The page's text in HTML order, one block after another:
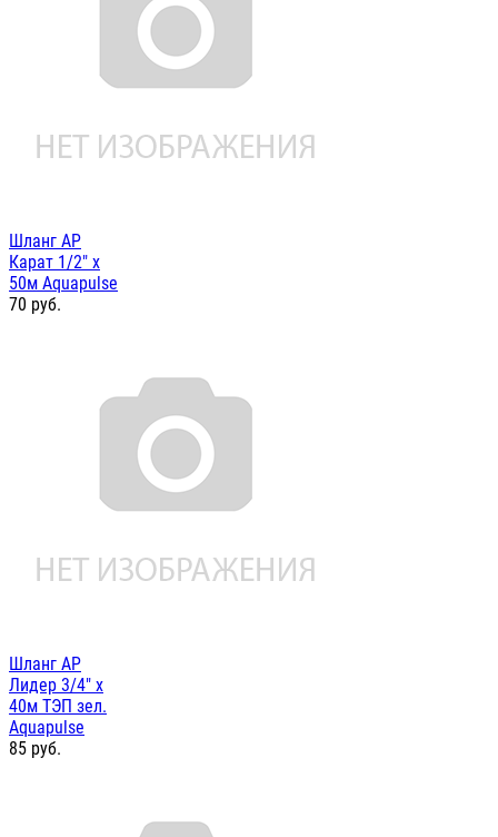
Шланг AP
Карат 1/2" х
50м Aquapulse
70 руб.
Шланг AP
Лидер 3/4" х
40м ТЭП зел.
Aquapulse
85 руб.